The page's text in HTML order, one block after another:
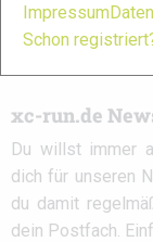
xc-run.de
Du willst immer
dich für unseren
du damit
dein Postfach.
Impressum
Schon